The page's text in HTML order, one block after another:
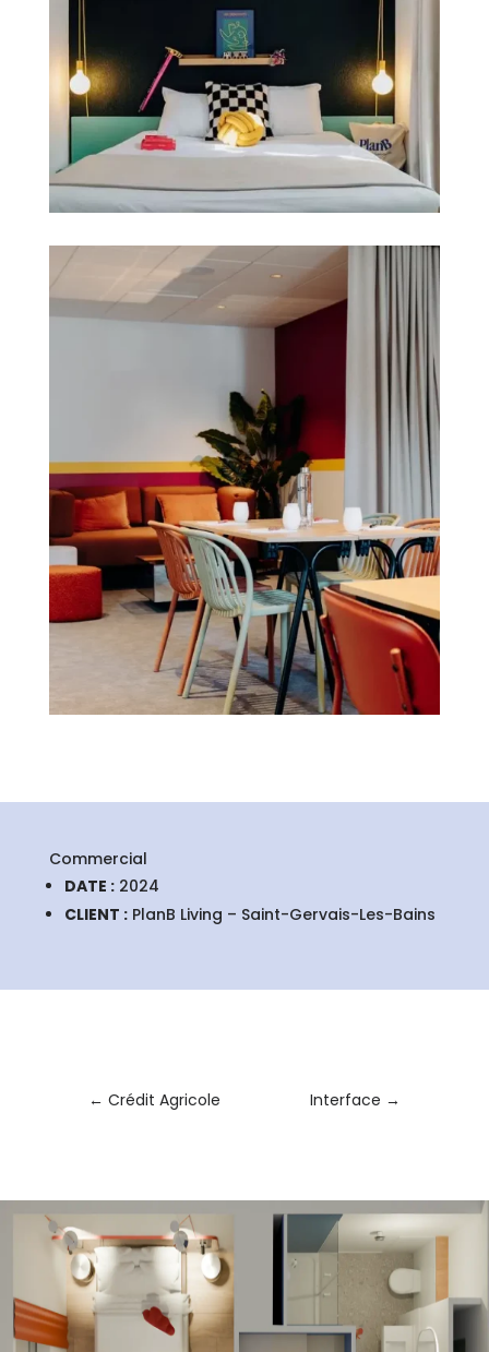
Commercial
DATE :2024
CLIENT :PlanB Living – Saint-Gervais-Les-Bains
← Crédit Agricole Interface →